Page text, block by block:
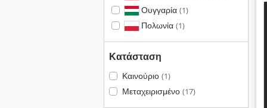
Ουγγαρία (1)
Πολωνία (1)
Κατάσταση
Καινούριο (1)
Μεταχειρισμένο (17)